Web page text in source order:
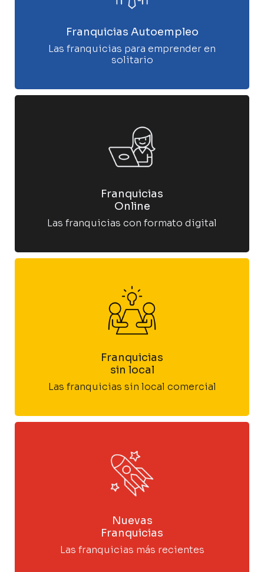
Franquicias Autoempleo
Las franquicias para emprender en
solitario
Franquicias
Online
Las franquicias con formato digital
Franquicias
sin local
Las franquicias sin local comercial
Nuevas
Franquicias
Las franquicias más recientes